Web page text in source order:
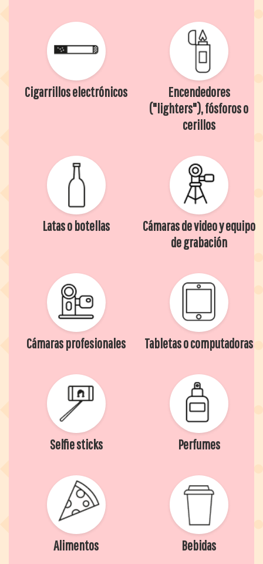
Cigarrillos electrónicos
Encendedores
("lighters"), fósforos o
cerillos
Latas o botellas
Cámaras de video y equipo
de grabación
Cámaras profesionales Tabletas o computadoras
Selfie sticks Perfumes
Alimentos Bebidas